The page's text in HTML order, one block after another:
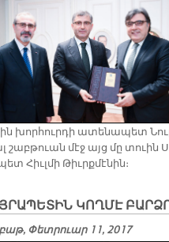
խոր­հուր­դի ա­տե­նա­պետ
շաբ­թուան մէջ այց մը
Հիւլ­մի Թիւրք­մէ­նին։
ԿՈՂՄԷ
Փետրուար 11, 2017